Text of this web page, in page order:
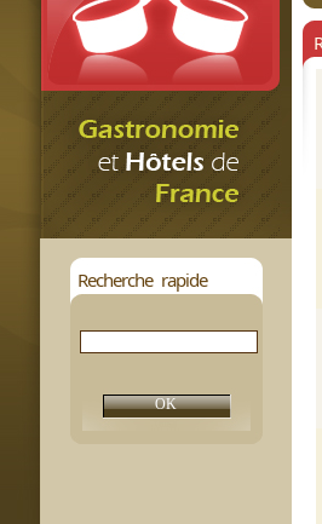
Recherche rapide